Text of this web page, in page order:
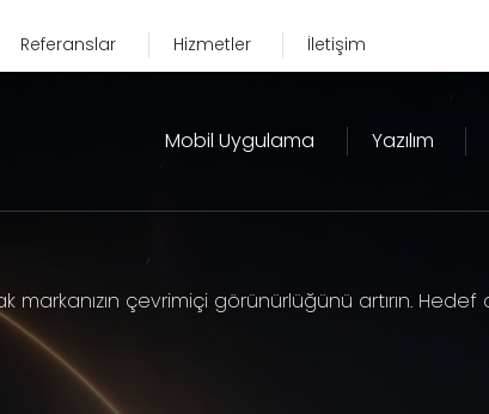
Referanslar Hizmetler İletişim
Mobil Uygulama Yazılım
markanızın çevrimiçi görünürlüğünü artırın.